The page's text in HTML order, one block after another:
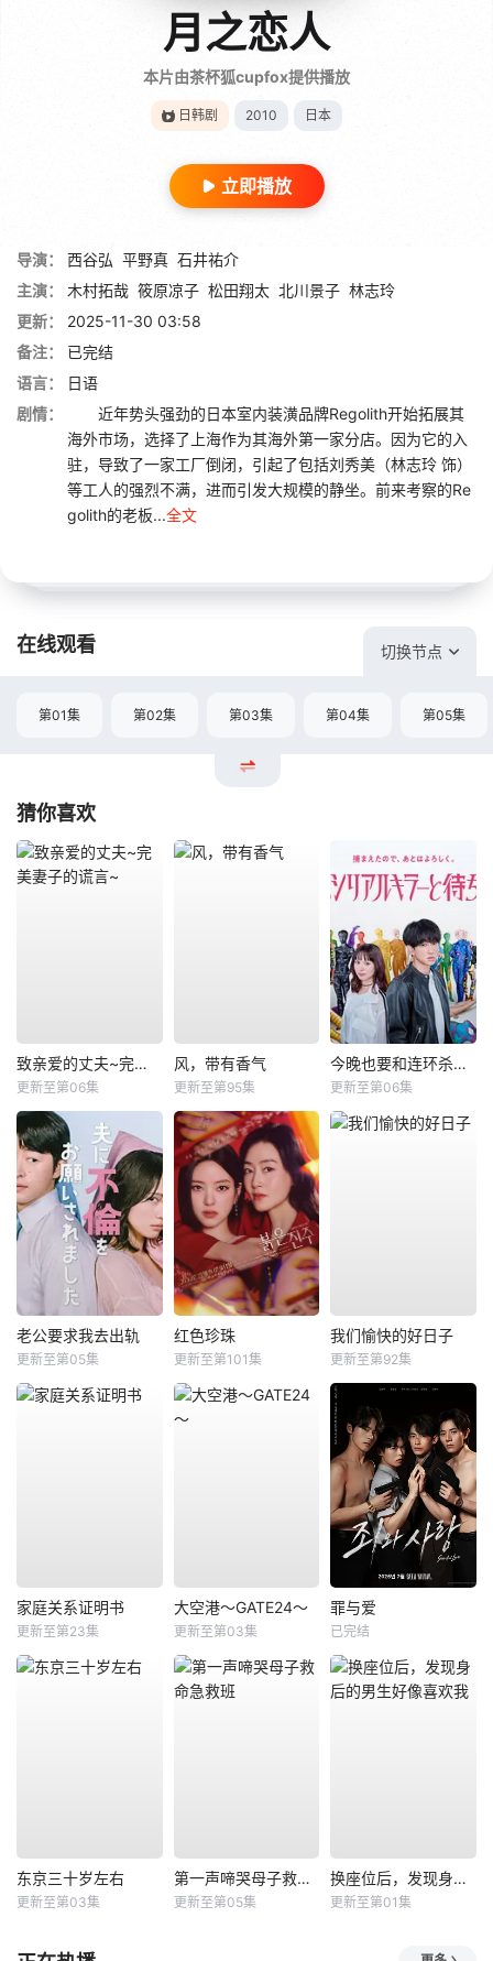
月之恋人
本片由茶杯狐cupfox提供播放
日韩剧 2010 日本
立即播放
导演： 西谷弘 平野真 石井祐介
主演：
木村拓哉 筱原凉子 松田翔太 北川景子 林志玲
更新：
2025-11-30 03:58
备注：
已完结
语言：
日语
剧情：
近年势头强劲的日本室内装潢品牌Regolith开始拓展其
海外市场，选择了上海作为其海外第一家分店。因为它的入
驻，导致了一家工厂倒闭，引起了包括刘秀美（林志玲 饰）
等工人的强烈不满，进而引发大规模的静坐。前来考察的Re
golith的老板...全文
在线观看 切换节点
第01集 第02集 第03集 第04集 第05集
猜你喜欢
致亲爱的丈夫~完美妻子的谎言~
更新至第06集
风，带有香气
更新至第95集
今晚也要和连环杀手约会
更新至第06集
老公要求我去出轨
更新至第05集
红色珍珠
更新至第101集
我们愉快的好日子
更新至第92集
家庭关系证明书
更新至第23集
大空港～GATE24～
更新至第03集
罪与爱
已完结
东京三十岁左右
更新至第03集
第一声啼哭母子救命急救班
更新至第05集
换座位后，发现身后的男生好像喜欢我
更新至第01集